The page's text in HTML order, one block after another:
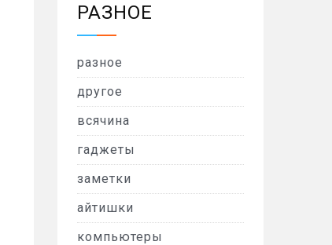
РАЗНОЕ
разное
другое
всячина
гаджеты
заметки
айтишки
компьютеры